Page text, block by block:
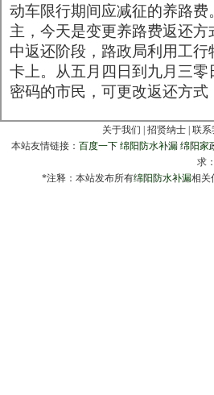
动车限行期间应减征的养路
主，今天是变更养路费返还
中返还阶段，路政局利用工
卡上。从五月四日到九月三
密码的市民，可更改返还方
关于我们 | 招贤纳士 | 联
本站友情链接： 百度一下 绵阳防水补漏 绵阳家
求
*注释：本站发布所有绵阳防水补漏相关